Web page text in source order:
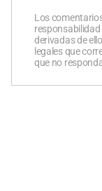
Los
derivadas de
legales que
que no